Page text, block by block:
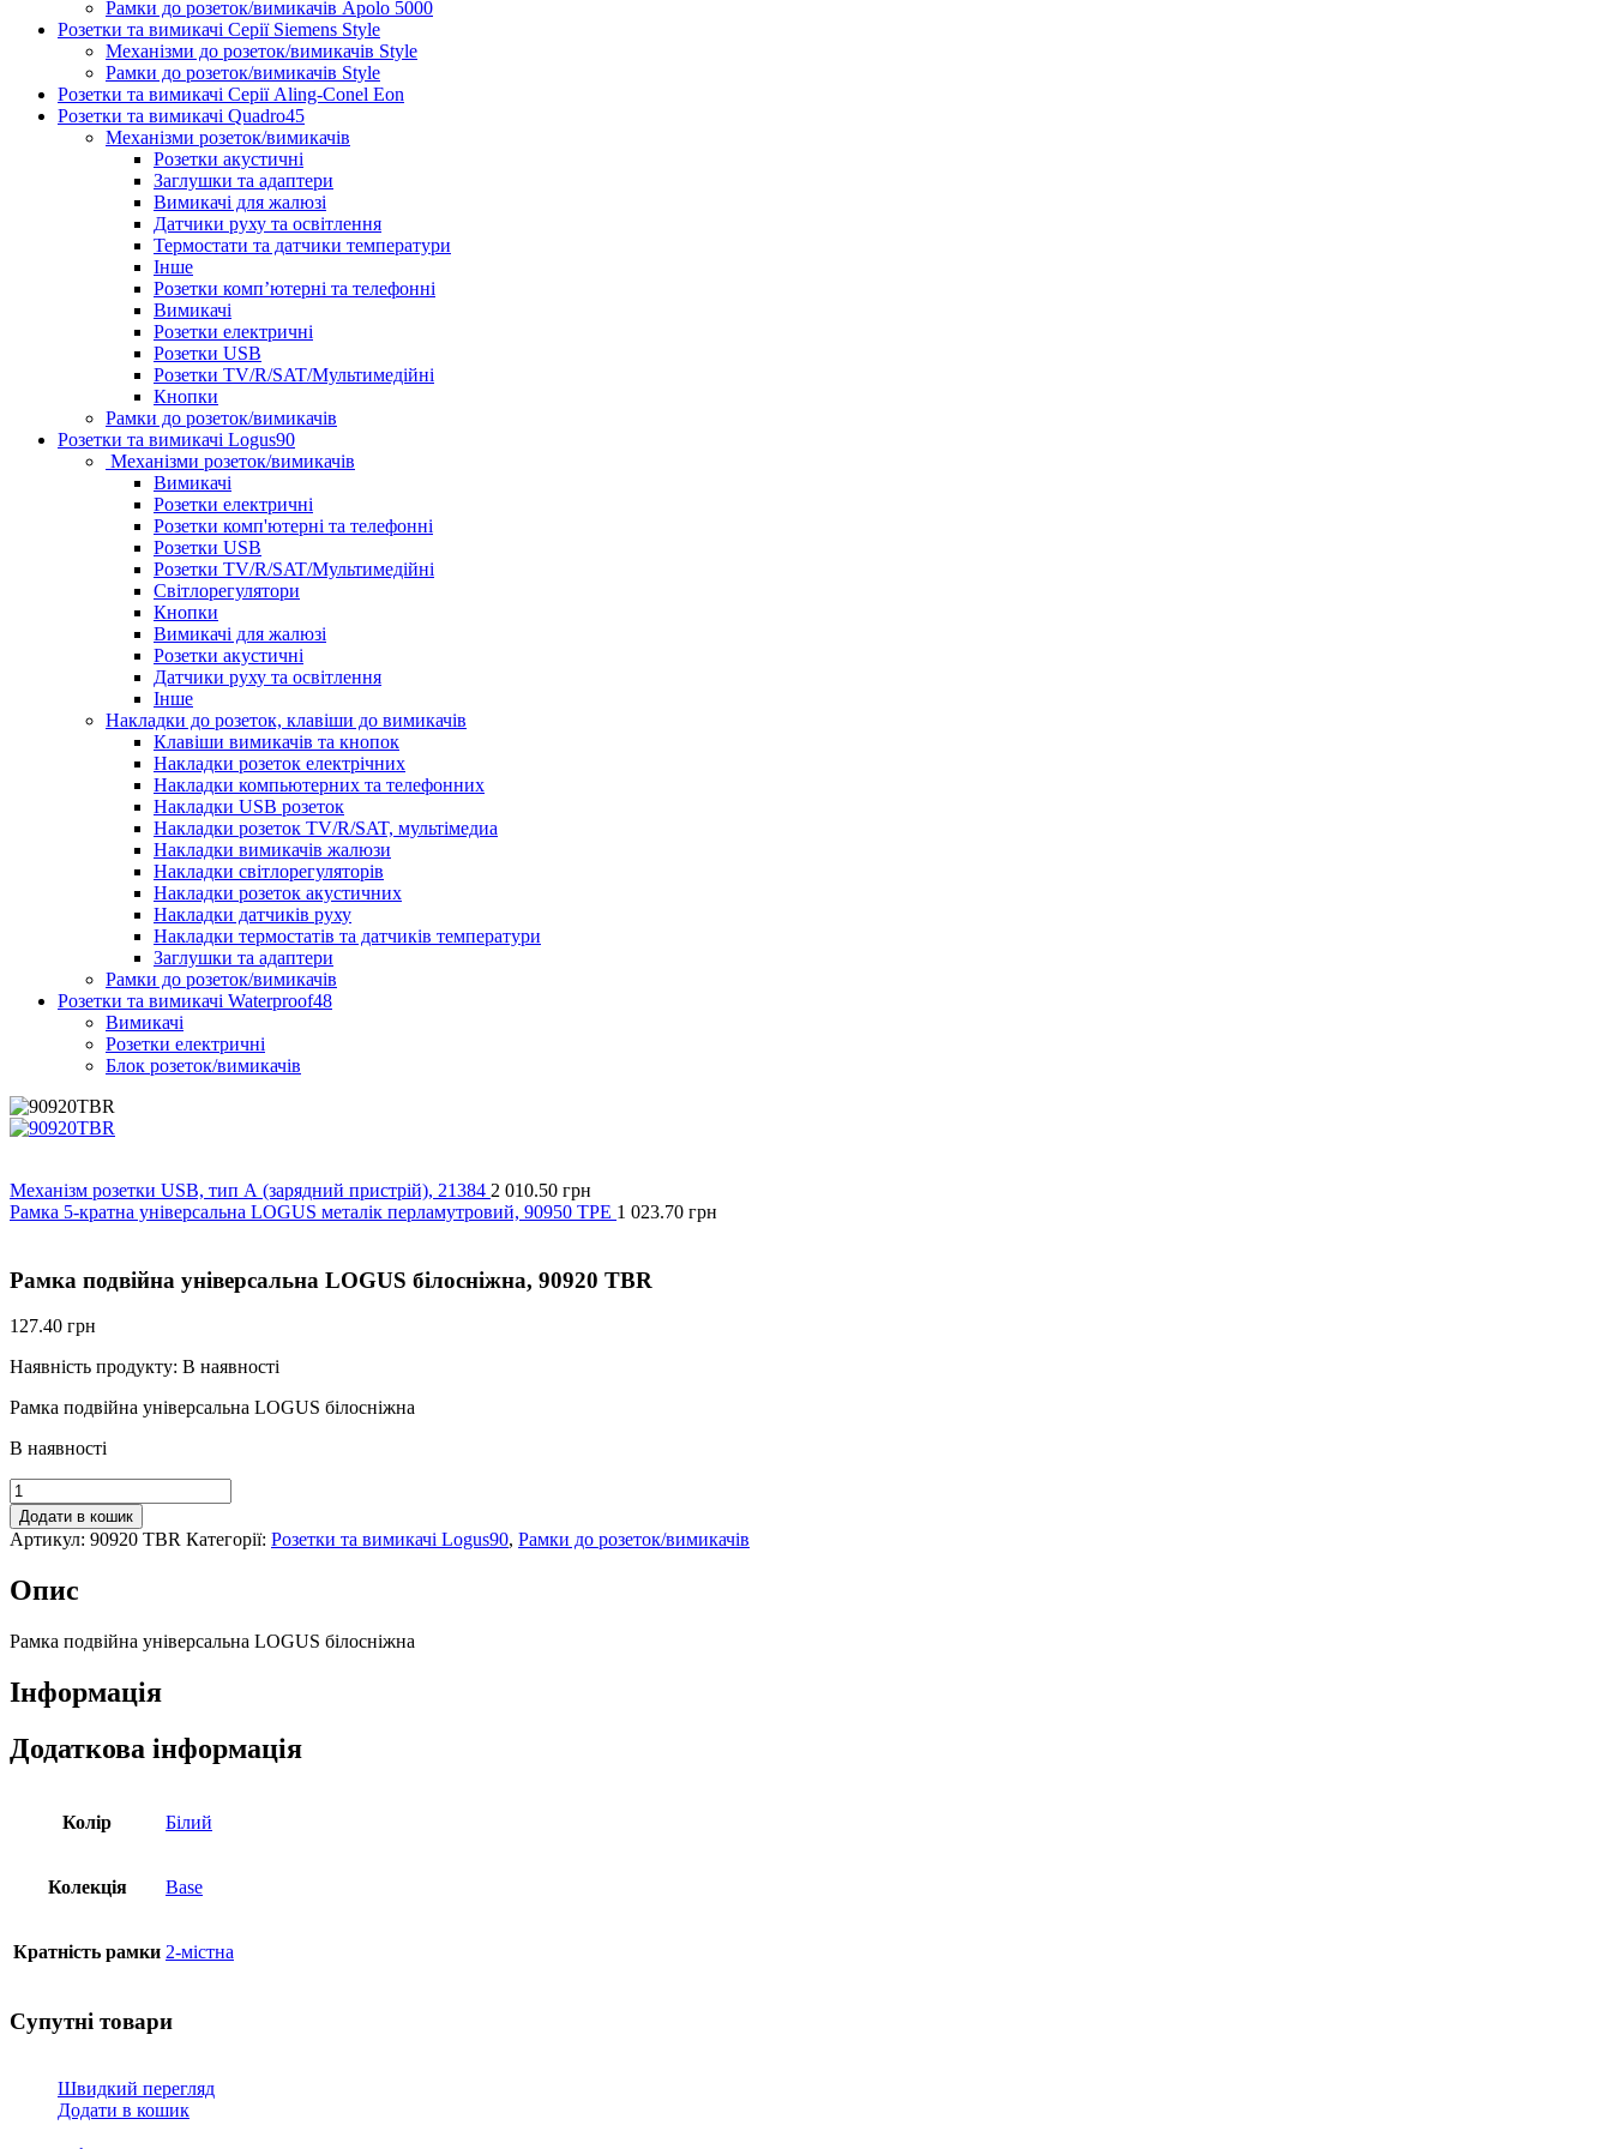
Рамки до розеток/вимикачів Apolo 5000
Розетки та вимикачі Серії Siemens Style
Механізми до розеток/вимикачів Style
Рамки до розеток/вимикачів Style
Розетки та вимикачі Серії Aling-Conel Eon
Розетки та вимикачі Quadro45
Механізми розеток/вимикачів
Розетки акустичні
Заглушки та адаптери
Вимикачі для жалюзі
Датчики руху та освітлення
Термостати та датчики температури
Інше
Розетки комп’ютерні та телефонні
Вимикачі
Розетки електричні
Розетки USB
Розетки TV/R/SAT/Мультимедійні
Кнопки
Рамки до розеток/вимикачів
Розетки та вимикачі Logus90
Механізми розеток/вимикачів
Вимикачі
Розетки електричні
Розетки комп'ютерні та телефонні
Розетки USB
Розетки TV/R/SAT/Мультимедійні
Світлорегулятори
Кнопки
Вимикачі для жалюзі
Розетки акустичні
Датчики руху та освітлення
Інше
Накладки до розеток, клавіши до вимикачів
Клавіши вимикачів та кнопок
Накладки розеток електрічних
Накладки компьютерних та телефонних
Накладки USB розеток
Накладки розеток TV/R/SAT, мультімедиа
Накладки вимикачів жалюзи
Накладки світлорегуляторів
Накладки розеток акустичних
Накладки датчиків руху
Накладки термостатів та датчиків температури
Заглушки та адаптери
Рамки до розеток/вимикачів
Розетки та вимикачі Waterproof48
Вимикачі
Розетки електричні
Блок розеток/вимикачів
Механізм розетки USB, тип А (зарядний пристрій), 21384 2 010.50 грн
Рамка 5-кратна універсальна LOGUS металік перламутровий, 90950 TPE 1 023.70 грн
Рамка подвійна універсальна LOGUS білосніжна, 90920 TBR
127.40 грн
Наявність продукту: В наявності
Рамка подвійна універсальна LOGUS білосніжна
В наявності
Рамка
подвійна
універсальна
LOGUS
90920
кількість
Додати в кошик
Артикул: 90920 TBR Категорії: Розетки та вимикачі Logus90, Рамки до розеток/вимикачів
Опис
Рамка подвійна універсальна LOGUS білосніжна
Інформація
Додаткова інформація
Колір Білий
Колекція Base
Кратність рамки 2-містна
Супутні товари
Швидкий перегляд
Додати в кошик